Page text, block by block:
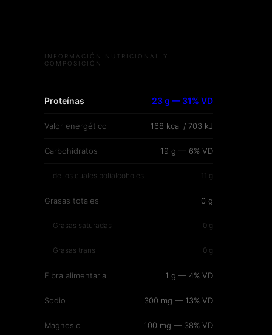
INFORMACIÓN NUTRICIONAL Y
COMPOSICIÓN
Proteínas 23 g — 31% VD
Valor energético 168 kcal / 703 kJ
Carbohidratos 19 g — 6% VD
de los cuales polialcoholes 11 g
Grasas totales 0 g
Grasas saturadas 0 g
Grasas trans 0 g
Fibra alimentaria 1 g — 4% VD
Sodio 300 mg — 13% VD
Magnesio 100 mg — 38% VD